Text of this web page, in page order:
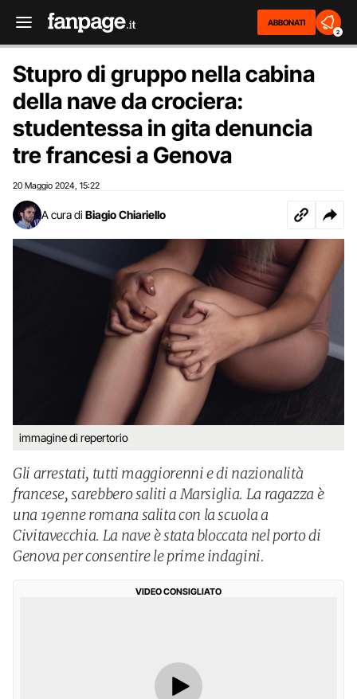
ABBONATI
2
Stupro di gruppo nella cabina
della nave da crociera:
studentessa in gita denuncia
tre francesi a Genova
20 Maggio 2024 15:22
A cura di Biagio Chiariello
immagine di repertorio
Gli arrestati, tutti maggiorenni e di nazionalità
francese, sarebbero saliti a Marsiglia. La ragazza è
una 19enne romana salita con la scuola a
Civitavecchia. La nave è stata bloccata nel porto di
Genova per consentire le prime indagini.
VIDEO CONSIGLIATO